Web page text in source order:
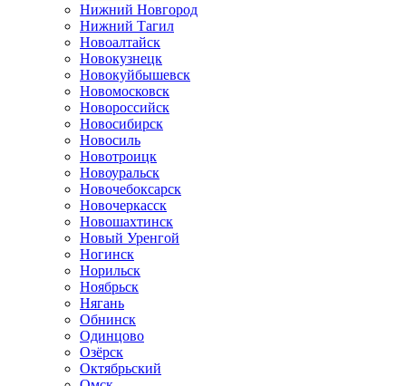
Нижний Новгород
Нижний Тагил
Новоалтайск
Новокузнецк
Новокуйбышевск
Новомосковск
Новороссийск
Новосибирск
Новосиль
Новотроицк
Новоуральск
Новочебоксарск
Новочеркасск
Новошахтинск
Новый Уренгой
Ногинск
Норильск
Ноябрьск
Нягань
Обнинск
Одинцово
Озёрск
Октябрьский